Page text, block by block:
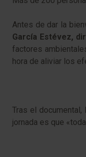
Antes de dar la
García Estévez,
factores
hora de aliviar los
Tras el
jornada es que